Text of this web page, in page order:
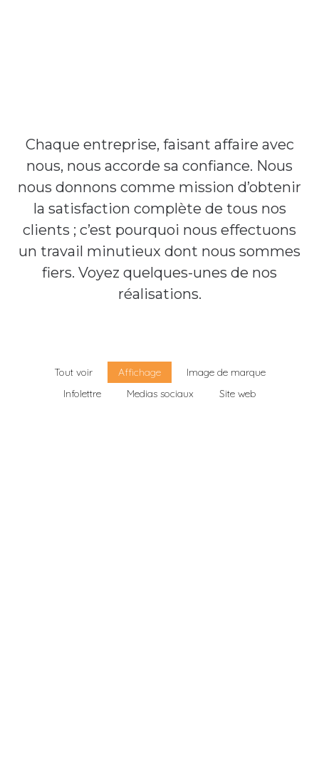
Chaque entreprise, faisant affaire avec
nous, nous accorde sa confiance. Nous
nous donnons comme mission d’obtenir
la satisfaction complète de tous nos
clients ; c’est pourquoi nous effectuons
un travail minutieux dont nous sommes
fiers. Voyez quelques-unes de nos
réalisations.
Tout voir Affichage
Image de marque
Infolettre
Medias sociaux Site web